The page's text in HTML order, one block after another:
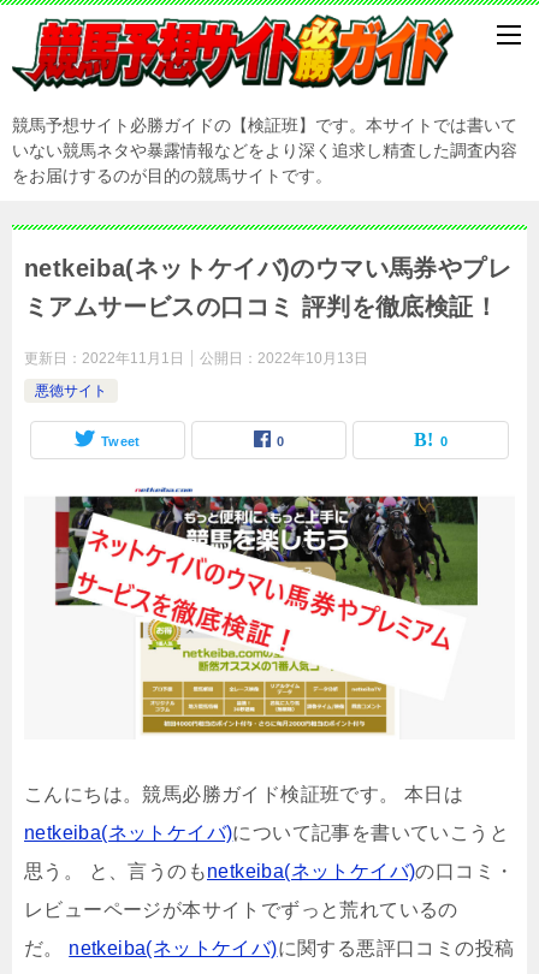
競馬予想サイト必勝ガイドの【検証班】です。本サイトでは書いて
いない競馬ネタや暴露情報などをより深く追求し精査した調査内容
をお届けするのが目的の競馬サイトです。
netkeiba(ネットケイバ)のウマい馬券やプレ
ミアムサービスの口コミ 評判を徹底検証！
更新日： 2022年11月1日 公開日： 2022年10月13日
悪徳サイト
Tweet 0 0
こんにちは。競馬必勝ガイド検証班です。 本日は
netkeiba(ネットケイバ)について記事を書いていこうと
思う。 と、言うのもnetkeiba(ネットケイバ)の口コミ・
レビューページが本サイトでずっと荒れているの
だ。
netkeiba(ネットケイバ)に関する悪評口コミの投稿